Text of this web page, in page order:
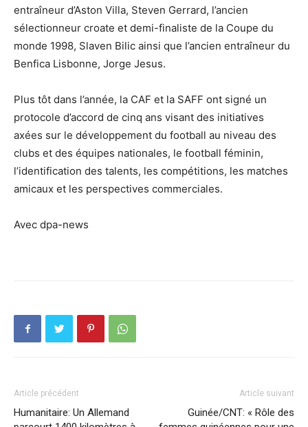
entraîneur d’Aston Villa, Steven Gerrard, l’ancien
sélectionneur croate et demi-finaliste de la Coupe du
monde 1998, Slaven Bilic ainsi que l’ancien entraîneur du
Benfica Lisbonne, Jorge Jesus.
Plus tôt dans l’année, la CAF et la SAFF ont signé un
protocole d’accord de cinq ans visant des initiatives
axées sur le développement du football au niveau des
clubs et des équipes nationales, le football féminin,
l’identification des talents, les compétitions, les matches
amicaux et les perspectives commerciales.
Avec dpa-news
Article précédent
Humanitaire: Un Allemand
Article suivant
Guinée/CNT: « Rôle des